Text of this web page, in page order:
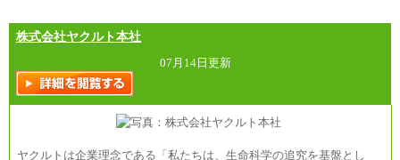
株式会社ヤクルト本社
07月14日更新
ヤクルトは企業理念である「私たちは、生命科学の追究を基盤とし